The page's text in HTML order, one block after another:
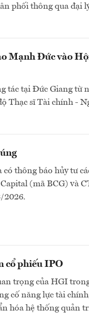
phối thông qua đại
Mạnh Đức vào
tác tại Đức Giang từ
Thạc sĩ Tài chính -
thông báo hủy tư
(mã BCG) và
2026.
cổ phiếu IPO
trọng của HGI
cố năng lực tài
hóa hệ thống quản